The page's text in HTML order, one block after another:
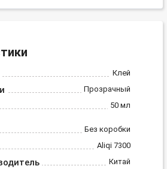
Клей
Прозрачный
50 мл
Без коробки
Aliqi 7300
Китай